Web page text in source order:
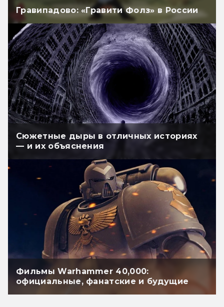
Гравипадово: «Гравити Фолз» в России
Сюжетные дыры в отличных историях
— и их объяснения
Фильмы Warhammer 40,000:
официальные, фанатские и будущие